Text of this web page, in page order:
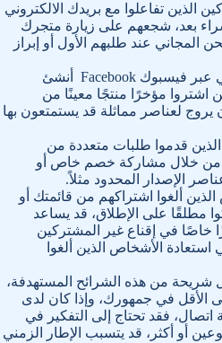
الذين تفاعلوا مع بريدك الالكتروني
بعد، شجعهم على زيارة متجرك
المجاني عند طلبهم الأول أو إبراز
لتعزيز التسويق الالكتروني عبر فيسبوك Facebook أنشئ
مؤخرًا منتجًا معينًا من
لعناصر مماثلة قد يستمتعون بها
قدموا طلبات متعددة من
من خلال مشاركة خصم خاص أو
الإصدار المحدود مثلاً.
ألغوا اشتراكهم من قائمتك أو
مطلقًا على الإطلاق، قد يساعد
خاصًا في إقناع غير المشتركين
الأشخاص الذين ألغوا
شريحة من هذه الشرائح المستهدفة،
شخصًا على الأقل في جمهورك، وإذا كان لدى
أقل من 200 جهة اتصال، فقد تحتاج إلى التفكير في
أو أكثر، قد يتسبب الإطار الزمني